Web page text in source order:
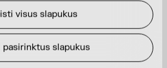
visus slapukus
pasirinktus slapukus